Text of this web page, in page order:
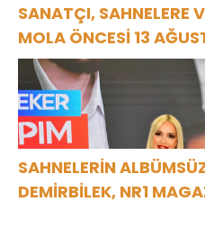
SANATÇI, SAHNELERE
MOLA ÖNCESİ 13
HARBİYE’DE OLACAK!
SAHNELERİN
DEMİRBİLEK, NR1